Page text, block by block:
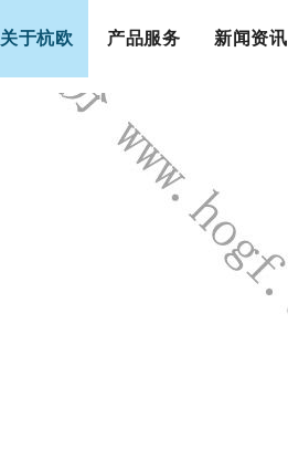
关于杭欧 产品服务 新闻资讯